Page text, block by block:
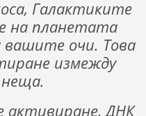
Галактиките
на планетата
вашите очи. Това
измежду
активиране, ДНК